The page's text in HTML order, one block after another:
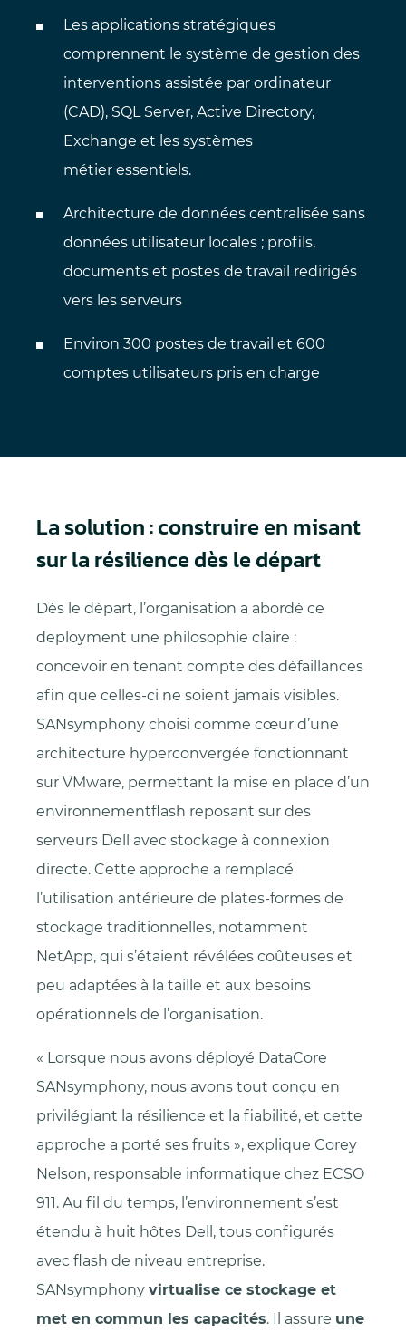
Les applications stratégiques
comprennent le système de gestion des
interventions assistée par ordinateur
(CAD), SQL Server, Active Directory,
Exchange et les systèmes
métier essentiels.
Architecture de données centralisée sans
données utilisateur locales ; profils,
documents et postes de travail redirigés
vers les serveurs
Environ 300 postes de travail et 600
comptes utilisateurs pris en charge
La solution : construire en misant
sur la résilience dès le départ
Dès le départ, l’organisation a abordé ce
deployment une philosophie claire :
concevoir en tenant compte des défaillances
afin que celles-ci ne soient jamais visibles.
SANsymphony choisi comme cœur d’une
architecture hyperconvergée fonctionnant
sur VMware, permettant la mise en place d’un
environnementflash reposant sur des
serveurs Dell avec stockage à connexion
directe. Cette approche a remplacé
l’utilisation antérieure de plates-formes de
stockage traditionnelles, notamment
NetApp, qui s’étaient révélées coûteuses et
peu adaptées à la taille et aux besoins
opérationnels de l’organisation.
« Lorsque nous avons déployé DataCore
SANsymphony, nous avons tout conçu en
privilégiant la résilience et la fiabilité, et cette
approche a porté ses fruits », explique Corey
Nelson, responsable informatique chez ECSO
911. Au fil du temps, l’environnement s’est
étendu à huit hôtes Dell, tous configurés
avec flash de niveau entreprise.
SANsymphony virtualise ce stockage et
met en commun les capacités. Il assure une